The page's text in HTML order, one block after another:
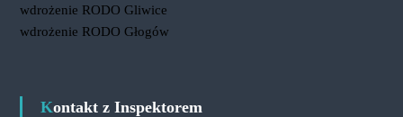
wdrożenie RODO Gliwice
wdrożenie RODO Głogów
Kontakt z Inspektorem